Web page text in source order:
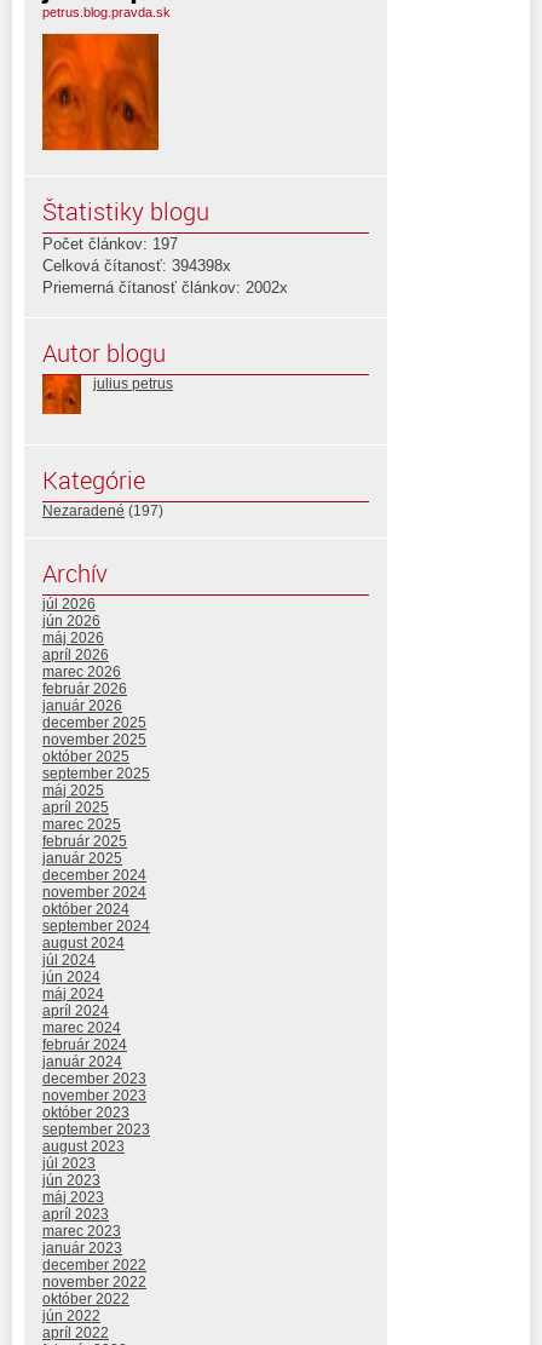
petrus.blog.pravda.sk
Štatistiky blogu
Počet článkov: 197
Celková čítanosť: 394398x
Priemerná čítanosť článkov: 2002x
Autor blogu
julius petrus
Kategórie
Nezaradené (197)
Archív
júl 2026
jún 2026
máj 2026
apríl 2026
marec 2026
február 2026
január 2026
december 2025
november 2025
október 2025
september 2025
máj 2025
apríl 2025
marec 2025
február 2025
január 2025
december 2024
november 2024
október 2024
september 2024
august 2024
júl 2024
jún 2024
máj 2024
apríl 2024
marec 2024
február 2024
január 2024
december 2023
november 2023
október 2023
september 2023
august 2023
júl 2023
jún 2023
máj 2023
apríl 2023
marec 2023
január 2023
december 2022
november 2022
október 2022
jún 2022
apríl 2022